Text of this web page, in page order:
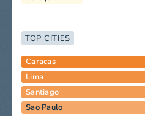
TOP CITIES
Caracas
Lima
Santiago
Sao Paulo